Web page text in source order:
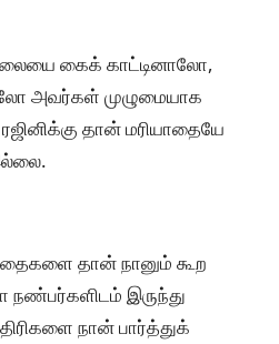
கைக் காட்டினாலோ,
அவர்கள் முழுமையாக
தான் மரியாதையே
தான் நானும் கூற
நண்பர்களிடம் இருந்து
நான் பார்த்துக்